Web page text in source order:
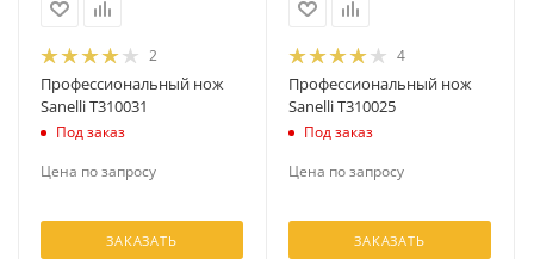
2
Профессиональный нож
Sanelli T310031
Под заказ
Цена по запросу
ЗАКАЗАТЬ
4
Профессиональный нож
Sanelli T310025
Под заказ
Цена по запросу
ЗАКАЗАТЬ